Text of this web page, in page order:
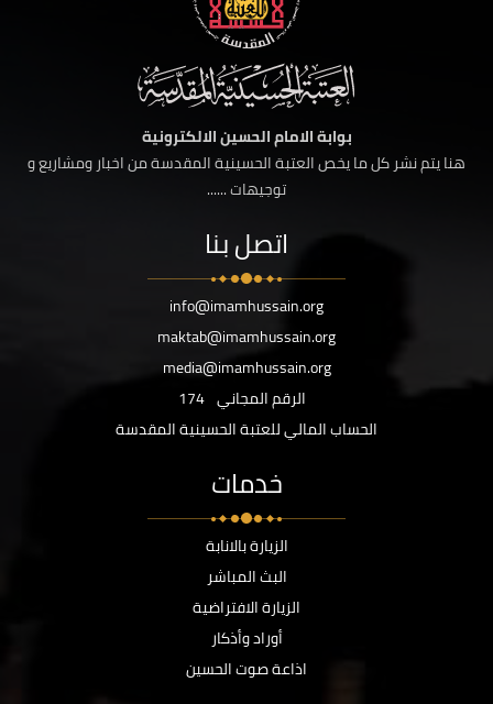
بوابة الامام الحسين الالكترونية
هنا يتم نشر كل ما يخص العتبة الحسينية المقدسة من اخبار ومشاريع و
توجيهات ......
اتصل بنا
info@imamhussain.org
maktab@imamhussain.org
media@imamhussain.org
الرقم المجاني 174
الحساب المالي للعتبة الحسينية المقدسة
خدمات
الزيارة بالانابة
البث المباشر
الزيارة الافتراضية
أوراد وأذكار
اذاعة صوت الحسين